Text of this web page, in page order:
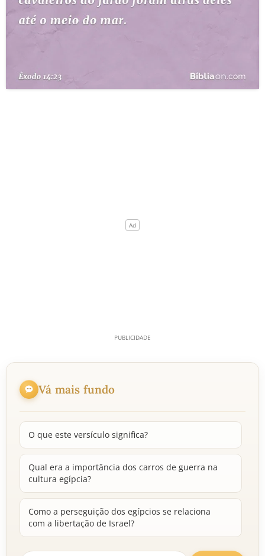
TEMAS
PERGUNTE À BÍBLIA
TERMO BÍBLICO
Vá mais fundo
O que este versículo significa?
Qual era a importância dos carros de guerra na
cultura egípcia?
Como a perseguição dos egípcios se relaciona
com a libertação de Israel?